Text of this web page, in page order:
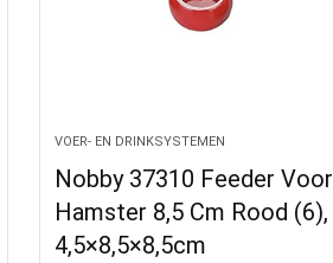
VOER- EN DRINKSYSTEMEN
Nobby 37310 Feeder Voor
Hamster 8,5 Cm Rood (6),
4,5×8,5×8,5cm